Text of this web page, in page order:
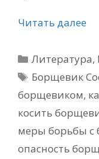
Читать далее
Рубрики
Литература,
Метки
Борщевик
борщевиком,
косить
меры борьбы с
опасность